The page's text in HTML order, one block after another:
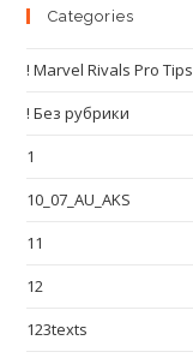
Categories
! Marvel Rivals Pro Tips
! Без рубрики
1
10_07_AU_AKS
11
12
123texts